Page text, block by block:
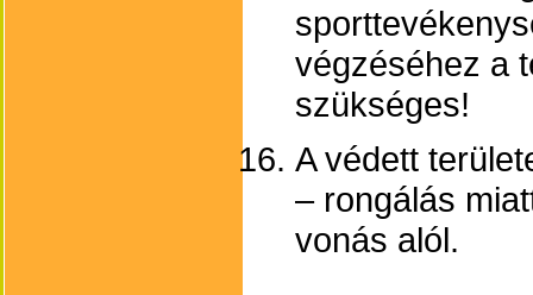
végzéséhez a
szükséges!
A védett
– rongálás
vonás alól.